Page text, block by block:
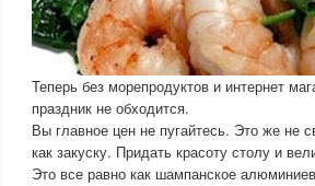
Теперь без морепродуктов и интернет
праздник не обходится.
Вы главное цен не пугайтесь. Это же не
как закуску. Придать красоту столу и
Это все равно как шампанское